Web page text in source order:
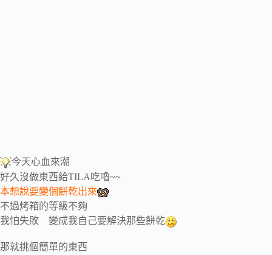
今天心血來潮
好久沒做東西給TILA吃嚕~~
本想說要變個餅乾出來
不過烤箱的等級不夠
我怕失敗 變成我自己要解決那些餅乾
那就挑個簡單的東西